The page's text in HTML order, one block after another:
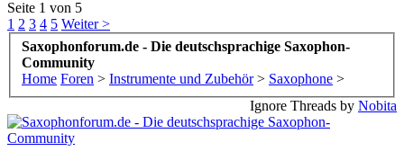
Seite 1 von 5
1 2 3 4 5 Weiter >
Saxophonforum.de - Die deutschsprachige Saxophon-
Community
Home Foren > Instrumente und Zubehör > Saxophone >
Ignore Threads by Nobita